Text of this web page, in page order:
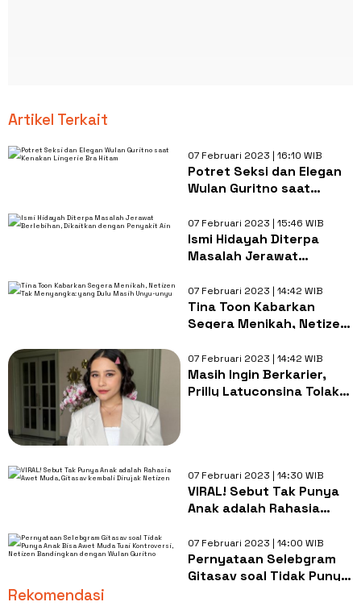
Artikel Terkait
07 Februari 2023 | 16:10 WIB
Potret Seksi dan Elegan
Wulan Guritno saat
Hitam
07 Februari 2023 | 15:46 WIB
Ismi Hidayah Diterpa
Masalah Jerawat
dengan Penyakit Ain
07 Februari 2023 | 14:42 WIB
Tina Toon Kabarkan
Segera Menikah, Netizen
Dulu Masih Unyu-unyu
07 Februari 2023 | 14:42 WIB
Masih Ingin Berkarier,
Prilly Latuconsina Tolak
07 Februari 2023 | 14:30 WIB
VIRAL! Sebut Tak Punya
Anak adalah Rahasia
kembali Dirujak Netizen
07 Februari 2023 | 14:00 WIB
Pernyataan Selebgram
Gitasav soal Tidak Punya
Rekomendasi